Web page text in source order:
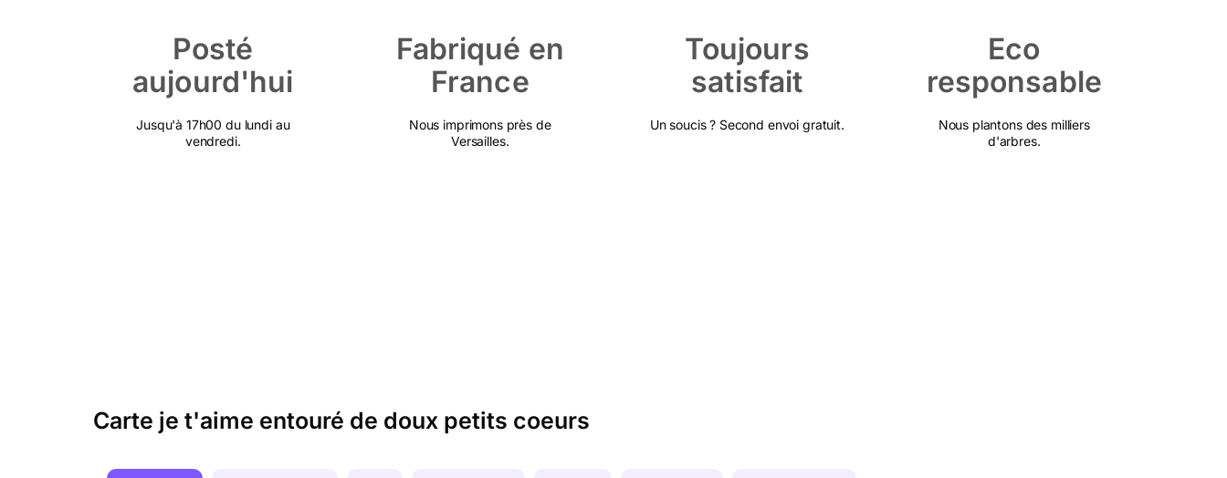
Posté
aujourd'hui
Jusqu'à 17h00 du lundi au
vendredi.
Fabriqué en
France
Nous imprimons près de
Versailles.
Toujours
satisfait
Un soucis ? Second envoi gratuit.
Eco
responsable
Nous plantons des milliers
d'arbres.
Carte je t'aime entouré de doux petits coeurs